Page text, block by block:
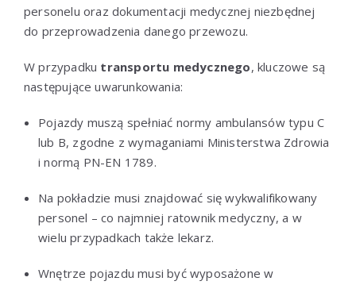
personelu oraz dokumentacji medycznej niezbędnej
do przeprowadzenia danego przewozu.
W przypadku transportu medycznego, kluczowe są
następujące uwarunkowania:
Pojazdy muszą spełniać normy ambulansów typu C
lub B, zgodne z wymaganiami Ministerstwa Zdrowia
i normą PN-EN 1789.
Na pokładzie musi znajdować się wykwalifikowany
personel – co najmniej ratownik medyczny, a w
wielu przypadkach także lekarz.
Wnętrze pojazdu musi być wyposażone w